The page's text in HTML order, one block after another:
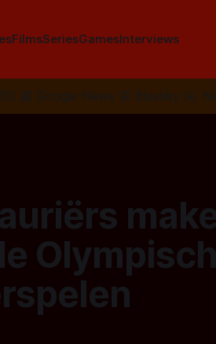
FilmsSeriesGamesInterviews
📰 Google News 🦋 Bluesky ✉️